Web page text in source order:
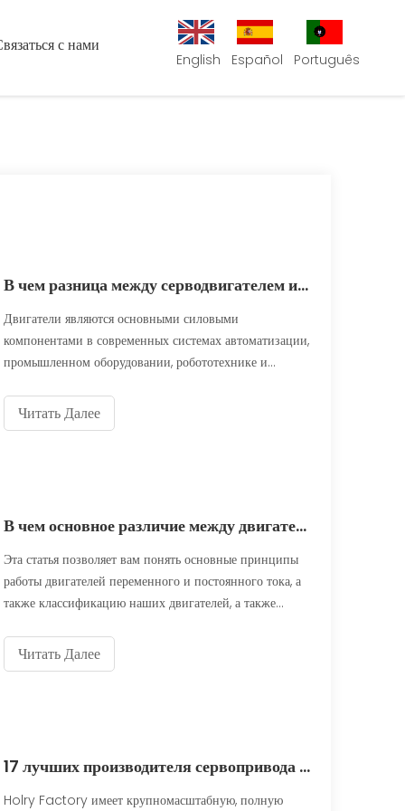
с нами
English Español Português
В чем разница между серводвигателем и обычным двигателем?
Двигатели являются основными силовыми
компонентами в современных системах автоматизации,
промышленном оборудовании, робототехнике и
серводвигатели и обычные двигатели (стандартные
двигатели) являются двумя широко используемыми
Читать Далее
В чем основное различие между двигателем переменного и постоянного тока?
Эта статья позволяет вам понять основные принципы
работы двигателей переменного и постоянного тока, а
также классификацию наших двигателей, а также
подходящим для вашего приложения.Как всегда,
лучший двигатель будет зависеть от конкретных
Читать Далее
17 лучших производителя сервопривода на 2025 год
Holry Factory имеет крупномасштабную, полную